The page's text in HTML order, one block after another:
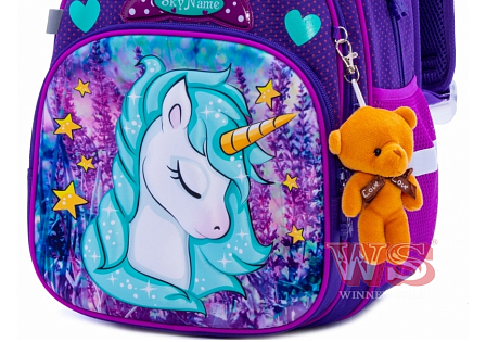
РОЗПРОДАЖ